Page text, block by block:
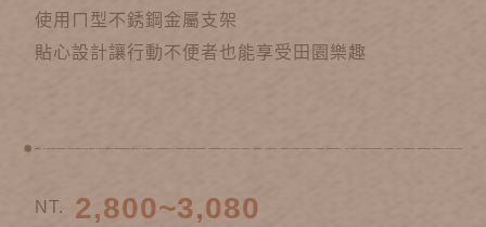
使用ㄇ型不銹鋼金屬支架
貼心設計讓行動不便者也能享受田園樂趣
NT. 2,800~3,080